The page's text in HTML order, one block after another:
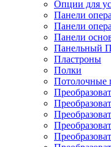
Опции для
Панели
Панели
Панели
Панельный
Пластроны
Полки
Потолочные